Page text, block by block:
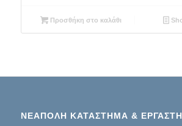
Προσθήκη στο καλάθι
ΝΕΑΠΟΛΗ ΚΑΤΑΣΤΗΜΑ &